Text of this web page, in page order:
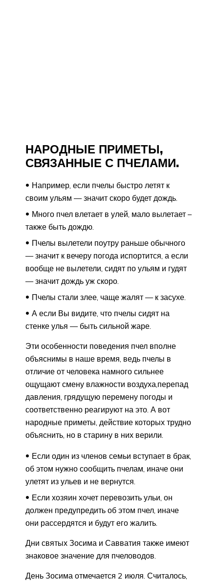
НАРОДНЫЕ ПРИМЕТЫ,
СВЯЗАННЫЕ С ПЧЕЛАМИ.
Например, если пчелы быстро летят к
своим ульям — значит скоро будет дождь.
Много пчел влетает в улей, мало вылетает –
также быть дождю.
Пчелы вылетели поутру раньше обычного
— значит к вечеру погода испортится, а если
вообще не вылетели, сидят по ульям и гудят
— значит дождь уж скоро.
Пчелы стали злее, чаще жалят — к засухе.
А если Вы видите, что пчелы сидят на
стенке улья — быть сильной жаре.
Эти особенности поведения пчел вполне
объяснимы в наше время, ведь пчелы в
отличие от человека намного сильнее
ощущают смену влажности воздуха,перепад
давления, грядущую перемену погоды и
соответственно реагируют на это. А вот
народные приметы, действие которых трудно
объяснить, но в старину в них верили.
Если один из членов семьи вступает в брак,
об этом нужно сообщить пчелам, иначе они
улетят из ульев и не вернутся.
Если хозяин хочет перевозить ульи, он
должен предупредить об этом пчел, иначе
они рассердятся и будут его жалить.
Дни святых Зосима и Савватия также имеют
знаковое значение для пчеловодов.
День Зосима отмечается 2 июля. Считалось,